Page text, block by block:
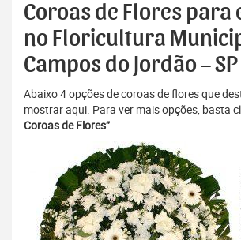
Coroas de Flores
no Floricultura
Campos do Jordão – SP
Abaixo 4 opções de coroas de flores que
mostrar aqui. Para ver mais opções, basta
Coroas de Flores”.